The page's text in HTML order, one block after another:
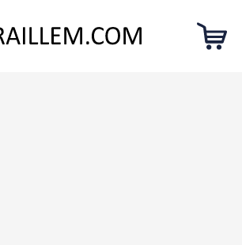
Для малечі
“12 місяців”